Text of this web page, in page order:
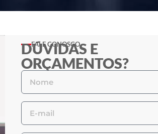
FALE CONOSCO
DÚVIDAS E
ORÇAMENTOS?